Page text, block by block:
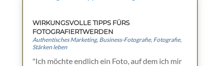
WIRKUNGSVOLLE TIPPS FÜRS
FOTOGRAFIERTWERDEN
Authentisches Marketing, Business-Fotografie, Fotografie,
Stärken leben
"Ich möchte endlich ein Foto, auf dem ich mir